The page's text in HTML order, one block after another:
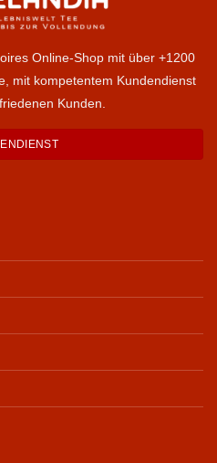
Online-Shop mit über +1200
mit kompetentem Kundendienst
Kunden.